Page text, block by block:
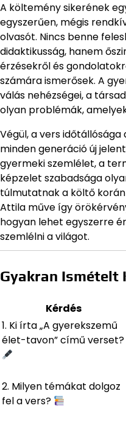
A költemény sikerének
egyszerűen, mégis
olvasót. Nincs benne
didaktikusság, hanem
érzésekről és
számára ismerősek. A
válás nehézségei, a
olyan problémák,
Végül, a vers
minden generáció új
gyermeki szemlélet, a
képzelet szabadsága
túlmutatnak a költő korán
Attila műve így
hogyan lehet egyszerre
szemlélni a világot.
Gyakran Ismételt
Kérdés
1. Ki írta „A gyerekszemű
élet-tavon” című verset?
2. Milyen témákat dolgoz
fel a vers?